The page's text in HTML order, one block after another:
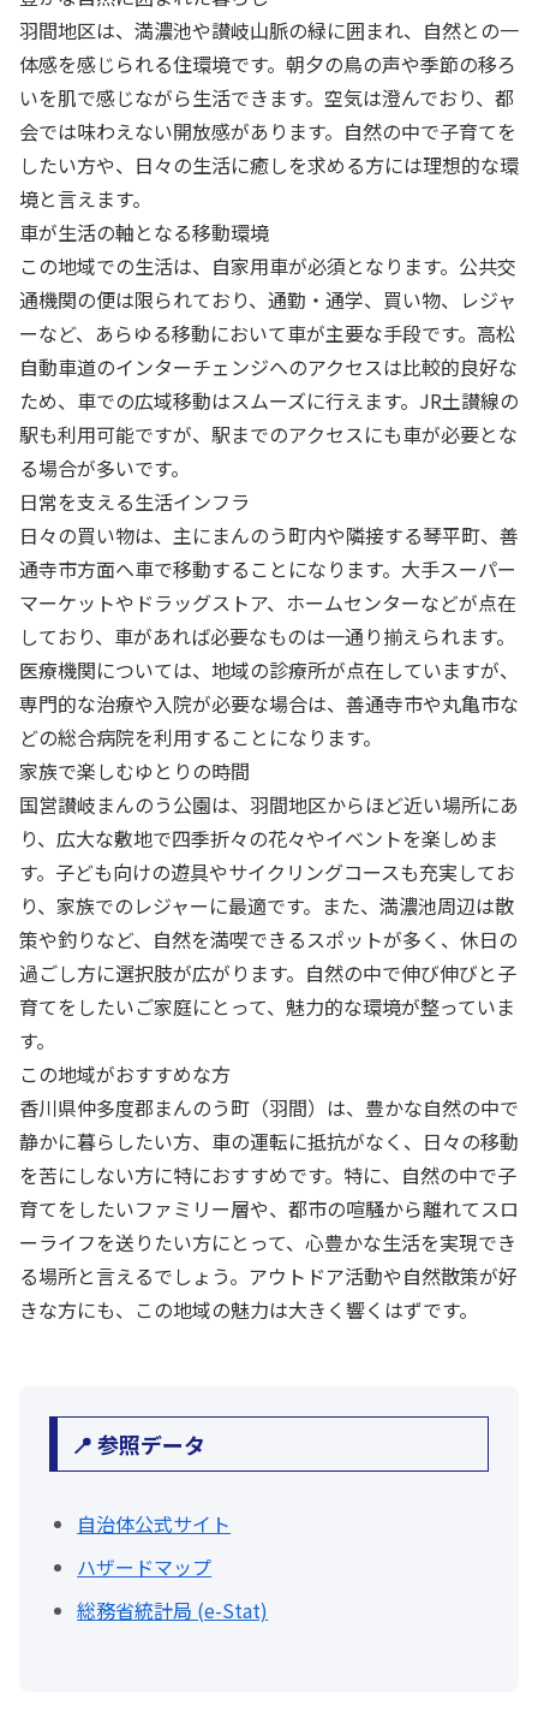
羽間地区は、満濃池や讃岐山脈の緑に囲まれ、自然との一
体感を感じられる住環境です。朝夕の鳥の声や季節の移ろ
いを肌で感じながら生活できます。空気は澄んでおり、都
会では味わえない開放感があります。自然の中で子育てを
したい方や、日々の生活に癒しを求める方には理想的な環
境と言えます。
車が生活の軸となる移動環境
この地域での生活は、自家用車が必須となります。公共交
通機関の便は限られており、通勤・通学、買い物、レジャ
ーなど、あらゆる移動において車が主要な手段です。高松
自動車道のインターチェンジへのアクセスは比較的良好な
ため、車での広域移動はスムーズに行えます。JR土讃線の
駅も利用可能ですが、駅までのアクセスにも車が必要とな
る場合が多いです。
日常を支える生活インフラ
日々の買い物は、主にまんのう町内や隣接する琴平町、善
通寺市方面へ車で移動することになります。大手スーパー
マーケットやドラッグストア、ホームセンターなどが点在
しており、車があれば必要なものは一通り揃えられます。
医療機関については、地域の診療所が点在していますが、
専門的な治療や入院が必要な場合は、善通寺市や丸亀市な
どの総合病院を利用することになります。
家族で楽しむゆとりの時間
国営讃岐まんのう公園は、羽間地区からほど近い場所にあ
り、広大な敷地で四季折々の花々やイベントを楽しめま
す。子ども向けの遊具やサイクリングコースも充実してお
り、家族でのレジャーに最適です。また、満濃池周辺は散
策や釣りなど、自然を満喫できるスポットが多く、休日の
過ごし方に選択肢が広がります。自然の中で伸び伸びと子
育てをしたいご家庭にとって、魅力的な環境が整っていま
す。
この地域がおすすめな方
香川県仲多度郡まんのう町（羽間）は、豊かな自然の中で
静かに暮らしたい方、車の運転に抵抗がなく、日々の移動
を苦にしない方に特におすすめです。特に、自然の中で子
育てをしたいファミリー層や、都市の喧騒から離れてスロ
ーライフを送りたい方にとって、心豊かな生活を実現でき
る場所と言えるでしょう。アウトドア活動や自然散策が好
きな方にも、この地域の魅力は大きく響くはずです。
📍 参照データ
自治体公式サイト
ハザードマップ
総務省統計局 (e-Stat)